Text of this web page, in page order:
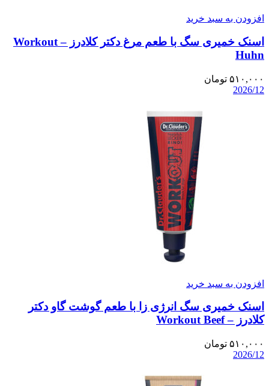
افزودن به سبد خرید
اسنک خمیری سگ با طعم مرغ دکتر کلادرز – Workout
Huhn
۵۱۰,۰۰۰ تومان
2026/12
افزودن به سبد خرید
اسنک خمیری سگ انرژی زا با طعم گوشت گاو دکتر
کلادرز – Workout Beef
۵۱۰,۰۰۰ تومان
2026/12